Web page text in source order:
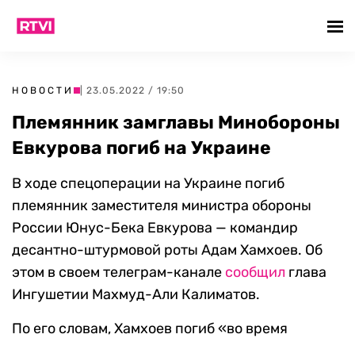
НОВОСТИ | 23.05.2022 / 19:50
Племянник замглавы Минобороны
Евкурова погиб на Украине
В ходе спецоперации на Украине погиб
племянник заместителя министра обороны
России Юнус-Бека Евкурова — командир
десантно-штурмовой роты Адам Хамхоев. Об
этом в своем телеграм-канале сообщил глава
Ингушетии Махмуд-Али Калиматов.
По его словам, Хамхоев погиб «во время